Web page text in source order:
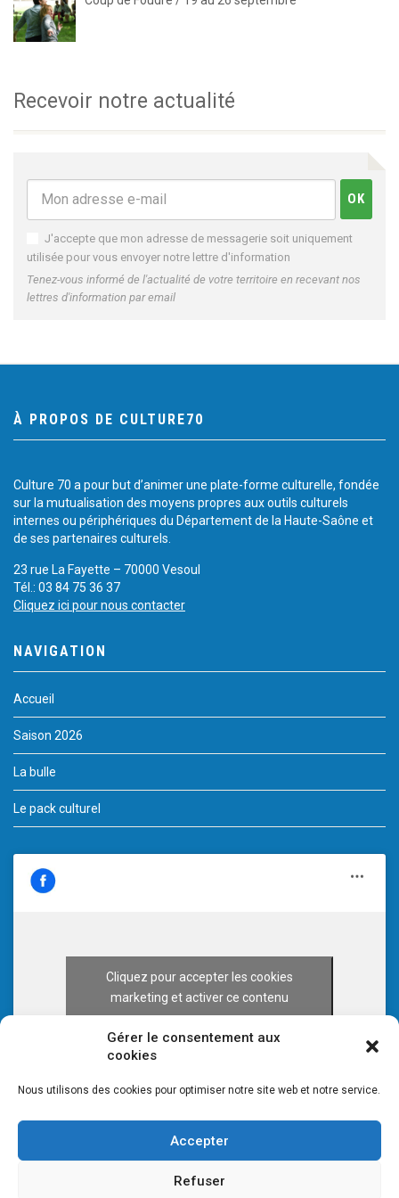
Gérer le consentement aux
cookies
Nous utilisons des cookies pour optimiser notre site web et notre service.
Accepter
Refuser
Recevoir notre actualité
J'accepte que mon adresse de messagerie soit uniquement
utilisée pour vous envoyer notre lettre d'information
Tenez-vous informé de l'actualité de votre territoire en recevant nos
lettres d'information par email
À PROPOS DE CULTURE70
Culture 70 a pour but d’animer une plate-forme culturelle, fondée
sur la mutualisation des moyens propres aux outils culturels
internes ou périphériques du Département de la Haute-Saône et
de ses partenaires culturels.
23 rue La Fayette – 70000 Vesoul
Tél.: 03 84 75 36 37
Cliquez ici pour nous contacter
NAVIGATION
Accueil
Saison 2026
La bulle
Le pack culturel
Cliquez pour accepter les cookies
marketing et activer ce contenu